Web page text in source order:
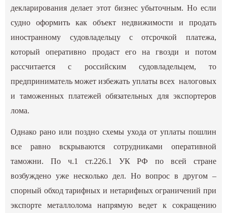
декларирования делает этот бизнес убыточным. Но если
судно оформить как объект недвижимости и продать
иностранному судовладельцу с отсрочкой платежа,
который оперативно продаст его на гвозди и потом
рассчитается с российским судовладельцем, то
предприниматель может избежать уплаты всех налоговых
и таможенных платежей обязательных для экспортеров
лома.
Однако рано или поздно схемы ухода от уплаты пошлин
все равно вскрываются сотрудниками оперативной
таможни. По ч.1 ст.226.1 УК РФ по всей стране
возбуждено уже несколько дел. Но вопрос в другом –
спорный обход тарифных и нетарифных ограничений при
экспорте металлолома напрямую ведет к сокращению